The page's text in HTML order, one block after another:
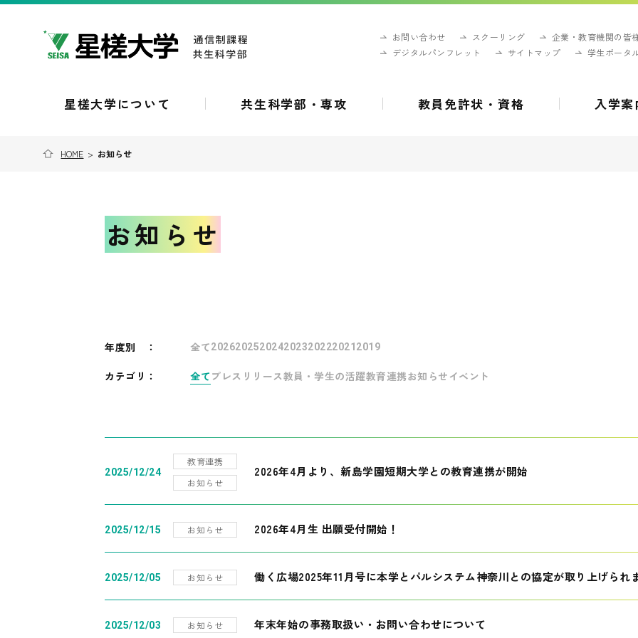
お問い合わせ スクーリング
企業・教育機関の皆
デジタルパンフレット
サイトマップ 学生ポータ
星槎大学について 共生科学部・専攻 教員免許状・資格 入学案
HOME > お知らせ
お知らせ
年度別 ： 全て202620252024202320222021 2019
カテゴリ： 全て プレスリリース教員・学生の活躍教育連携お知らせ イベント
2025/12/24
教育連携
お知らせ
2026年4月より、新島学園短期大学との教育連携が開始
2025/12/15 お知らせ 2026年4月生 出願受付開始！
2025/12/05 お知らせ 働く広場2025年11月号に本学とパルシステム神奈川との協定が取り上げられ
2025/12/03 お知らせ 年末年始の事務取扱い・お問い合わせについて